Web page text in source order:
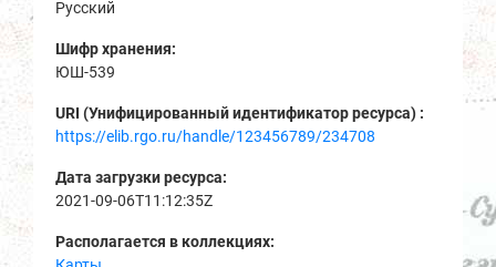
Русский
Шифр хранения:
ЮШ-539
URI (Унифицированный идентификатор ресурса) :
https://elib.rgo.ru/handle/123456789/234708
Дата загрузки ресурса:
2021-09-06T11:12:35Z
Располагается в коллекциях: